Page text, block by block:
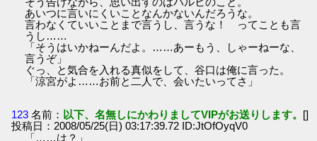
あいつに言いにくいことなんかないんだろうな。
言わなくていいことまで言うし、言うな！ ってことも言
うし……
「そうはいかねーんだよ。……あーもう、しゃーねーな、
言うぞ」
ぐっ、と気合を入れる真似をして、谷口は俺に言った。
「涼宮がよ……お前と二人で、会いたいってさ」
123 名前： 以下、名無しにかわりましてVIPがお送りします。 []
投稿日：2008/05/25(日) 03:17:39.72 ID:JtOfOyqV0
「……は？」